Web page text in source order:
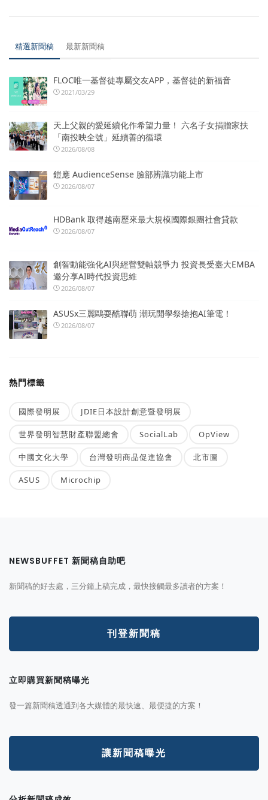
精選新聞稿 最新新聞稿
FLOC唯一基督徒專屬交友APP，基督徒的新福音
2021/03/29
天上父親的愛延續化作希望力量！ 六名子女捐贈家扶
「南投映全號」延續善的循環
2026/08/08
鎧應 AudienceSense 臉部辨識功能上市
2026/08/07
HDBank 取得越南歷來最大規模國際銀團社會貸款
2026/08/07
創智動能強化AI與經營雙軸競爭力 投資長受臺大EMBA
邀分享AI時代投資思維
2026/08/07
ASUSx三麗鷗耍酷聯萌 潮玩開學祭搶抱AI筆電！
2026/08/07
熱門標籤
國際發明展 JDIE日本設計創意暨發明展
世界發明智慧財產聯盟總會 SocialLab OpView
中國文化大學 台灣發明商品促進協會 北市圖
ASUS Microchip
NEWSBUFFET 新聞稿自助吧
新聞稿的好去處，三分鐘上稿完成，最快接觸最多讀者的方案！
刊登新聞稿
立即購買新聞稿曝光
發一篇新聞稿透通到各大媒體的最快速、最便捷的方案！
讓新聞稿曝光